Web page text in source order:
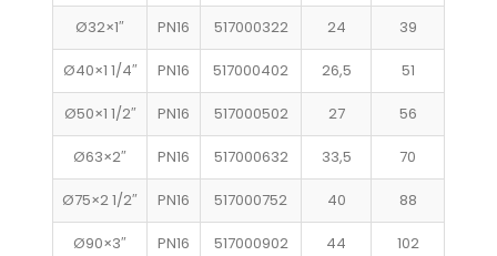
Ø32×1″ PN16 517000322 24 39
Ø40×1 1/4″ PN16 517000402 26,5 51
Ø50×1 1/2″ PN16 517000502 27 56
Ø63×2″ PN16 517000632 33,5 70
Ø75×2 1/2″ PN16 517000752 40 88
Ø90×3″ PN16 517000902 44 102